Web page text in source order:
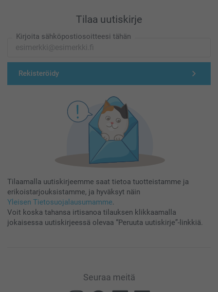
Tilaa uutiskirje
Kirjoita sähköpostiosoitteesi tähän
Rekisteröidy
Tilaamalla uutiskirjeemme saat tietoa tuotteistamme ja
erikoistarjouksistamme, ja hyväksyt näin
Yleisen Tietosuojalausumamme.
Voit koska tahansa irtisanoa tilauksen klikkaamalla
jokaisessa uutiskirjeessä olevaa “Peruuta uutiskirje”-linkkiä.
Seuraa meitä